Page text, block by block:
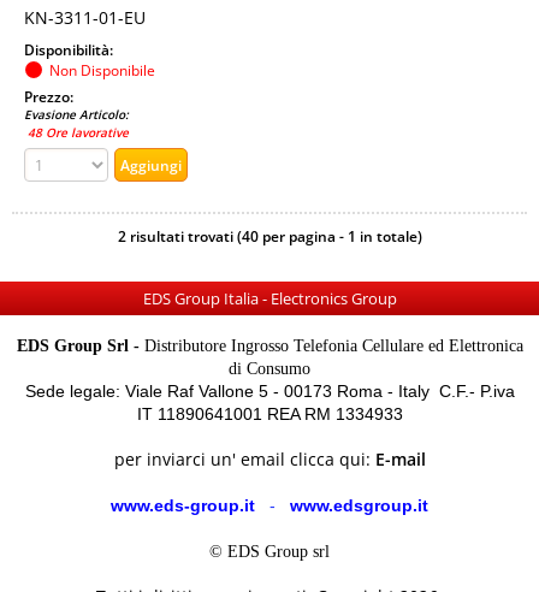
KN-3311-01-EU
Disponibilità:
Non Disponibile
Prezzo:
Evasione Articolo:
48 Ore lavorative
2 risultati trovati (40 per pagina - 1 in totale)
EDS Group Italia - Electronics Group
EDS Group Srl -Distributore Ingrosso Telefonia Cellulare ed Elettronica
di Consumo
Sede legale: Viale Raf Vallone 5 - 00173 Roma - Italy C.F.- P.iva
IT 11890641001 REA RM 1334933
per inviarci un' email clicca qui: E-mail
www.eds-group.it - www.edsgroup.it
© EDS Group srl